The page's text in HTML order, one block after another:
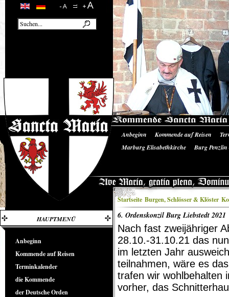
Anbeginn Kommende auf Reisen
Marburg Elisabethkirche
Burg
Startseite Burgen, Schlösser & Klöster
HAUPTMENÜ
Anbeginn
Kommende auf Reisen
Terminkalender
die Kommende
der Deutsche Orden
6. Ordenskonzil Burg Liebstedt 2021
Nach fast zweijähriger
28.10.-31.10.21 das
im letzten Jahr
teilnahmen, wäre es
trafen wir wohlbehalten
vorher, das